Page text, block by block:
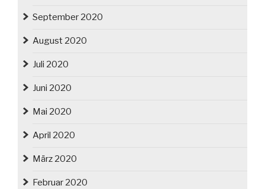
September 2020
August 2020
Juli 2020
Juni 2020
Mai 2020
April 2020
März 2020
Februar 2020